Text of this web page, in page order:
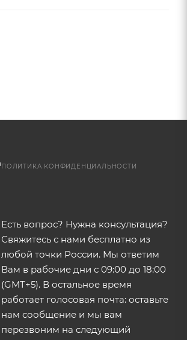
ПОЛИТИКА КОНФИДЕНЦИАЛЬНОСТИ
Есть вопрос? Нужна консультация?
Свяжитесь с нами бесплатно из
любой точки России. Мы ответим
Вам в рабочие дни с 09:00 до 18:00
(GMT+5). В остальное время
работает голосовая почта: оставьте
нам сообщение и мы вам
перезвоним на следующий